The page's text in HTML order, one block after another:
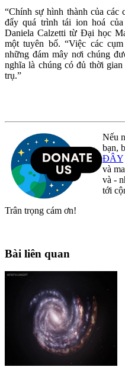
“Chính sự hình thành của các
đẩy quá trình tái ion hoá
Daniela Calzetti từ Đại học
một tuyên bố. “Việc các
những đám mây nơi chúng
nghĩa là chúng có đủ thời
trụ.”
Nếu
bạn,
ĐÂY
và
và -
tới
Trân trọng cám ơn!
Bài liên quan